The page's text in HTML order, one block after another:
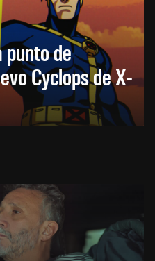
punto de
Cyclops de X-